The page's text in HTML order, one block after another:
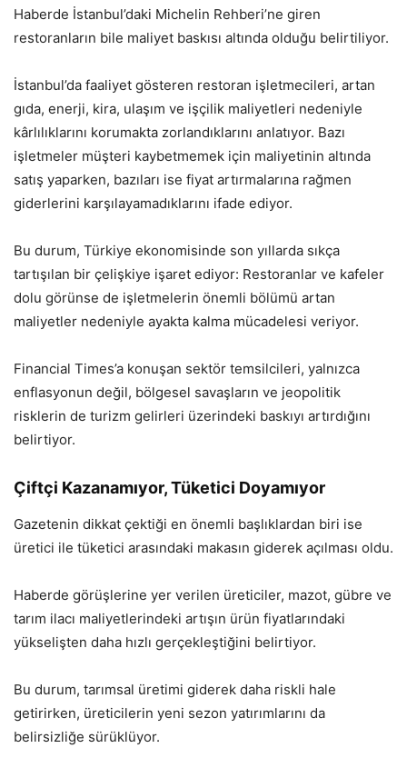
Haberde İstanbul’daki Michelin Rehberi’ne giren
restoranların bile maliyet baskısı altında olduğu belirtiliyor.
İstanbul’da faaliyet gösteren restoran işletmecileri, artan
gıda, enerji, kira, ulaşım ve işçilik maliyetleri nedeniyle
kârlılıklarını korumakta zorlandıklarını anlatıyor. Bazı
işletmeler müşteri kaybetmemek için maliyetinin altında
satış yaparken, bazıları ise fiyat artırmalarına rağmen
giderlerini karşılayamadıklarını ifade ediyor.
Bu durum, Türkiye ekonomisinde son yıllarda sıkça
tartışılan bir çelişkiye işaret ediyor: Restoranlar ve kafeler
dolu görünse de işletmelerin önemli bölümü artan
maliyetler nedeniyle ayakta kalma mücadelesi veriyor.
Financial Times’a konuşan sektör temsilcileri, yalnızca
enflasyonun değil, bölgesel savaşların ve jeopolitik
risklerin de turizm gelirleri üzerindeki baskıyı artırdığını
belirtiyor.
Çiftçi Kazanamıyor, Tüketici Doyamıyor
Gazetenin dikkat çektiği en önemli başlıklardan biri ise
üretici ile tüketici arasındaki makasın giderek açılması oldu.
Haberde görüşlerine yer verilen üreticiler, mazot, gübre ve
tarım ilacı maliyetlerindeki artışın ürün fiyatlarındaki
yükselişten daha hızlı gerçekleştiğini belirtiyor.
Bu durum, tarımsal üretimi giderek daha riskli hale
getirirken, üreticilerin yeni sezon yatırımlarını da
belirsizliğe sürüklüyor.